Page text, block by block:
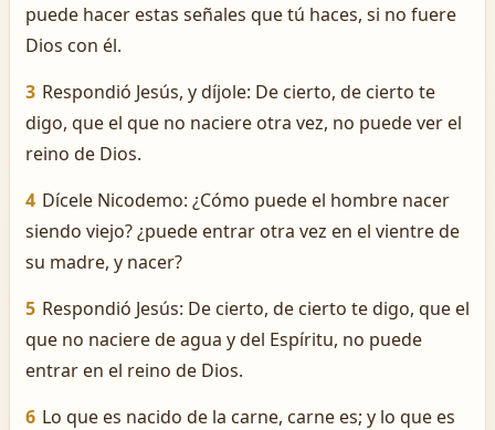
puede hacer estas señales que tú haces, si no fuere
Dios con él.
3 Respondió Jesús, y díjole: De cierto, de cierto te
digo, que el que no naciere otra vez, no puede ver el
reino de Dios.
4 Dícele Nicodemo: ¿Cómo puede el hombre nacer
siendo viejo? ¿puede entrar otra vez en el vientre de
su madre, y nacer?
5 Respondió Jesús: De cierto, de cierto te digo, que el
que no naciere de agua y del Espíritu, no puede
entrar en el reino de Dios.
6 Lo que es nacido de la carne, carne es; y lo que es